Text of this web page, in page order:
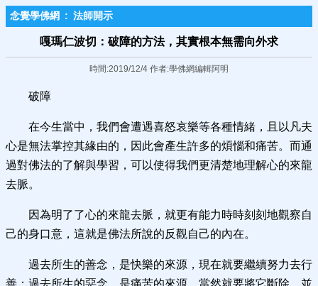
念覺學佛網 : 法師開示
嘎瑪仁波切：破障的方法，其實根本無需向外求
時間:2019/12/4 作者:學佛網編輯阿明
破障
在今生當中，我們會遭遇喜怒哀樂等各種情緒，且以凡夫
心是無法掌控其緣由的，因此會產生許多的煩惱和痛苦。而通
過對佛法的了解與學習，可以使得我們更清楚地理解心的來龍
去脈。
因為明了了心的來龍去脈，就更有能力時時刻刻地觀察自
己的身口意，這就是佛法所說的反觀自己的內在。
過去所生的善念，是快樂的來源，現在就要繼續努力去行